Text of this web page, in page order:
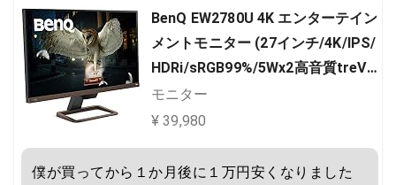
BenQ EW2780U 4K エンターテイン
メントモニター (27インチ/4K/IPS/
HDRi/sRGB99%/5Wx2高音質treVo
loスピーカー/HDMI/DP/USB Type-
C(60W給電)
モニター
¥ 39,980
僕が買ってから１か月後に１万円安くなりました